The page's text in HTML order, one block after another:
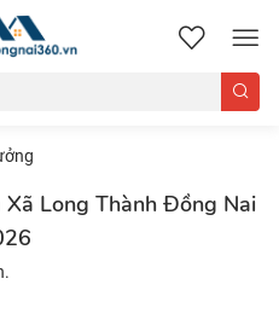
nhadatdongnai360.vn
Xã Long Thành Đồng Nai